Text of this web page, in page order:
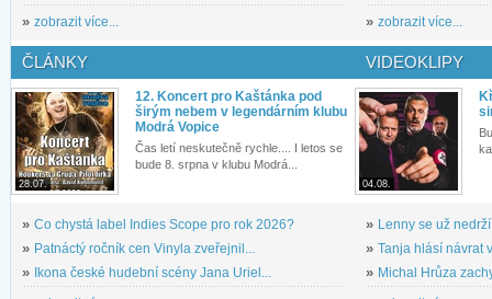
» zobrazit více... » zobrazit více...
ČLÁNKY
28.07.
12. Koncert pro Kaštánka pod
širým nebem v legendárním klubu
Modrá Vopice
Čas letí neskutečně rychle.... I letos se
bude 8. srpna v klubu Modrá...
» Co chystá label Indies Scope pro rok 2026?
» Patnáctý ročník cen Vinyla zveřejnil...
»
Ikona české hudební scény Jana Uriel...
VIDEOKLIPY
04.08.
» Lenny se už
» Tanja hlásí návrat
» Michal Hrůza